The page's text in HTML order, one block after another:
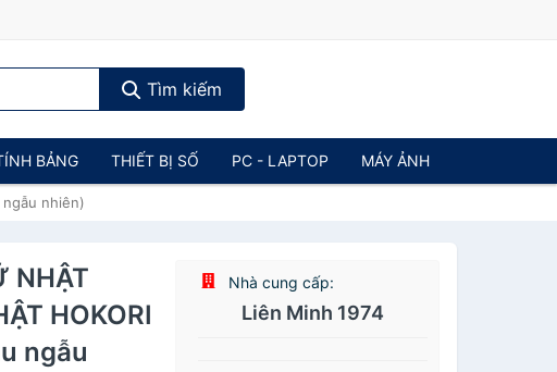
Tìm kiếm
BẢNG THIẾT BỊ SỐ PC - LAPTOP MÁY ẢNH
ngẫu nhiên)
NHẬT
HOKORI
ngẫu
Nhà cung cấp:
Liên Minh 1974